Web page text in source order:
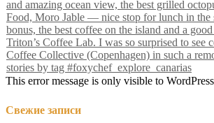
This error message is only visible to
Свежие записи